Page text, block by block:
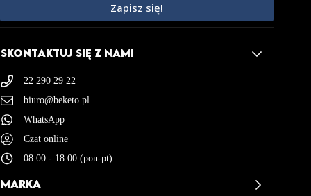
Zapisz się!
SKONTAKTUJ SIĘ Z NAMI
22 290 29 22
biuro@beketo.pl
WhatsApp
Czat online
08:00 - 18:00 (pon-pt)
MARKA